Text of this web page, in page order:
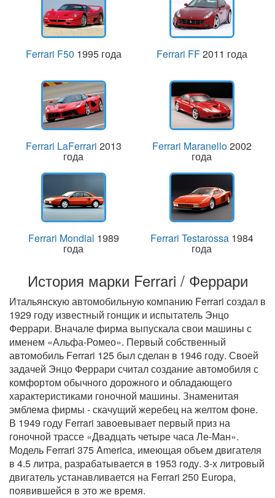
Ferrari F50 1995 года Ferrari FF2011 года
Ferrari LaFerrari 2013
года
Ferrari Maranello2002
года
Ferrari Mondial 1989
года
Ferrari Testarossa1984
года
История марки Ferrari / Феррари
Итальянскую автомобильную компанию Ferrari создал в
1929 году известный гонщик и испытатель Энцо
Феррари. Вначале фирма выпускала свои машины с
именем «Альфа-Ромео». Первый собственный
автомобиль Ferrari 125 был сделан в 1946 году. Своей
задачей Энцо Феррари считал создание автомобиля с
комфортом обычного дорожного и обладающего
характеристиками гоночной машины. Знаменитая
эмблема фирмы - скачущий жеребец на желтом фоне.
В 1949 году Ferrari завоевывает первый приз на
гоночной трассе «Двадцать четыре часа Ле-Ман».
Модель Ferrari 375 America, имеющая объем двигателя
в 4.5 литра, разрабатывается в 1953 году. 3-х литровый
двигатель устанавливается на Ferrari 250 Europa,
появившейся в это же время.